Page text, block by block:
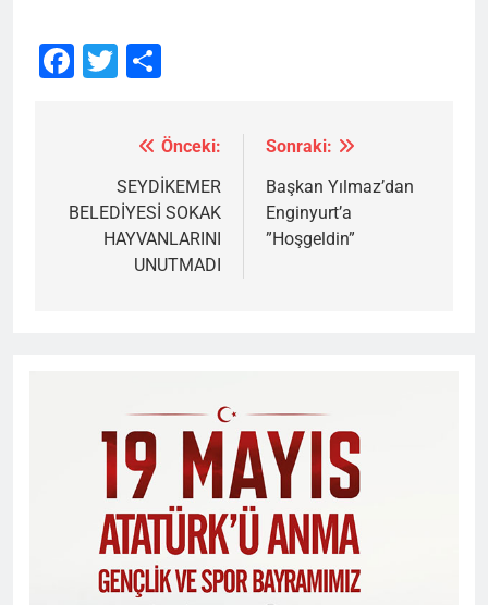
Facebook
Twitter
gezinmesi
Önceki:
SEYDİKEMER
BELEDİYESİ SOKAK
HAYVANLARINI
UNUTMADI
Sonraki:
Başkan Yılmaz’dan
Enginyurt’a
”Hoşgeldin”